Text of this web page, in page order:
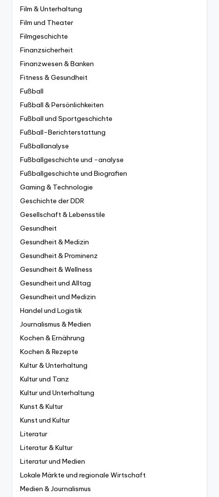
Film & Unterhaltung
Film und Theater
Filmgeschichte
Finanzsicherheit
Finanzwesen & Banken
Fitness & Gesundheit
Fußball
Fußball & Persönlichkeiten
Fußball und Sportgeschichte
Fußball-Berichterstattung
Fußballanalyse
Fußballgeschichte und -analyse
Fußballgeschichte und Biografien
Gaming & Technologie
Geschichte der DDR
Gesellschaft & Lebensstile
Gesundheit
Gesundheit & Medizin
Gesundheit & Prominenz
Gesundheit & Wellness
Gesundheit und Alltag
Gesundheit und Medizin
Handel und Logistik
Journalismus & Medien
Kochen & Ernährung
Kochen & Rezepte
Kultur & Unterhaltung
Kultur und Tanz
Kultur und Unterhaltung
Kunst & Kultur
Kunst und Kultur
Literatur
Literatur & Kultur
Literatur und Medien
Lokale Märkte und regionale Wirtschaft
Medien & Journalismus